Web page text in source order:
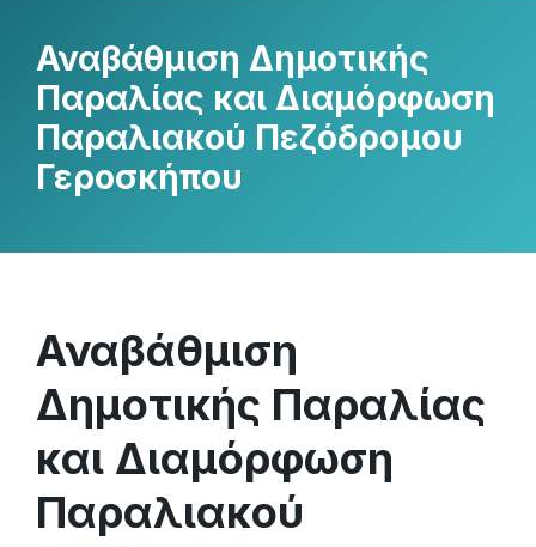
Αναβάθμιση Δημοτικής
Παραλίας και Διαμόρφωση
Παραλιακού Πεζόδρομου
Γεροσκήπου
Αναβάθμιση
Δημοτικής Παραλίας
και Διαμόρφωση
Παραλιακού